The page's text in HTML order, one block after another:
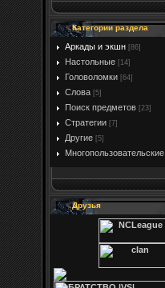
Категории раздела
Аркады и экшн [86]
Настольные [14]
Головоломки [64]
Слова [5]
Поиск предметов [23]
Стратегии [7]
Другие [5]
Многопользовательские
Друзья